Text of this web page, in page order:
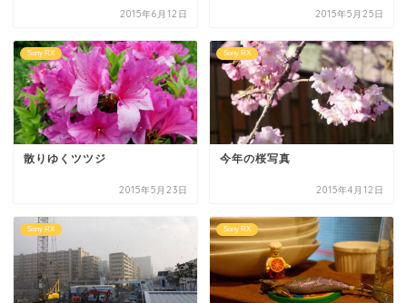
2015年6月12日 2015年5月25日
Sony RX
散りゆくツツジ
2015年5月23日
Sony RX
今年の桜写真
2015年4月12日
Sony RX Sony RX